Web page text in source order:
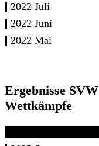
2022 Juli
2022 Juni
2022 Mai
Ergebnisse SVW
Wettkämpfe